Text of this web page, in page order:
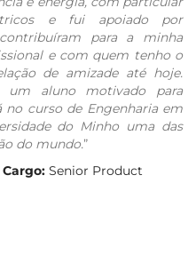
e fui apoiado por
para a minha
e com quem tenho o
de amizade até hoje.
aluno motivado para
no curso de Engenharia em
do Minho uma das
do mundo.”
Cargo: Senior Product